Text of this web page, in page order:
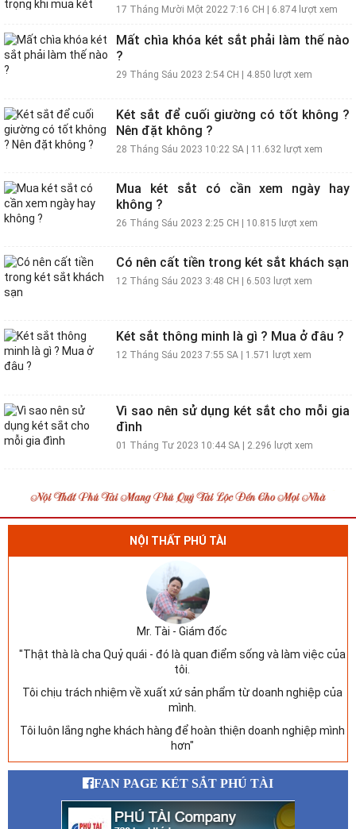
17 Tháng Mười Một 2022 7:16 CH 6.874 lượt xem
Mất chìa khóa két sắt phải làm thế nào
?
29 Tháng Sáu 2023 2:54 CH 4.850 lượt xem
Két sắt để cuối giường có tốt không ?
Nên đặt không ?
28 Tháng Sáu 2023 10:22 SA | 11.632 lượt xem
Mua két sắt có cần xem ngày hay
không ?
26 Tháng Sáu 2023 2:25 CH 10.815 lượt xem
Có nên cất tiền trong két sắt khách sạn
12 Tháng Sáu 2023 3:48 CH 6.503 lượt xem
Két sắt thông minh là gì ? Mua ở đâu ?
12 Tháng Sáu 2023 7:55 SA 1.571 lượt xem
Vì sao nên sử dụng két sắt cho mỗi gia
đình
01 Tháng Tư 2023 10:44 SA | 2.296 lượt xem
NỘI THẤT PHÚ TÀI
Mr. Tài - Giám đốc
"Thật thà là cha Quỷ quái - đó là quan điểm sống và làm việc của
tôi.
Tôi chịu trách nhiệm về xuất xứ sản phẩm từ doanh nghiệp của
mình.
Tôi luôn lắng nghe khách hàng để hoàn thiện doanh nghiệp mình
hơn"
FAN PAGE KÉT SẮT PHÚ TÀI